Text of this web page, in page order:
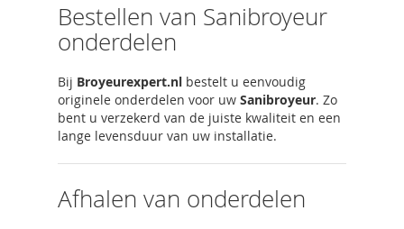
Bestellen van Sanibroyeur
onderdelen
Bij Broyeurexpert.nl bestelt u eenvoudig
originele onderdelen voor uw Sanibroyeur. Zo
bent u verzekerd van de juiste kwaliteit en een
lange levensduur van uw installatie.
Afhalen van onderdelen